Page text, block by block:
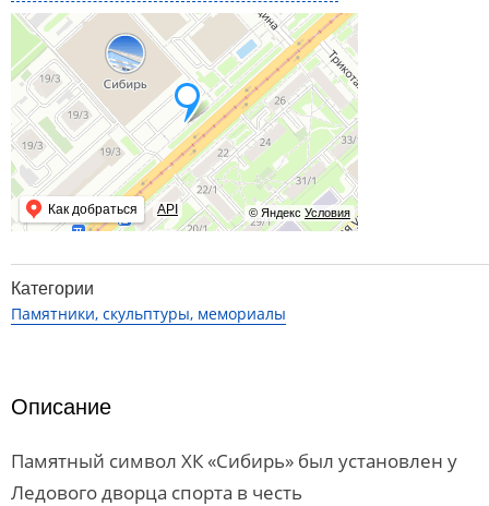
© Яндекс Условия
Как добраться API
Категории
Памятники, скульптуры, мемориалы
Описание
Памятный символ ХК «Сибирь» был установлен у
Ледового дворца спорта в честь